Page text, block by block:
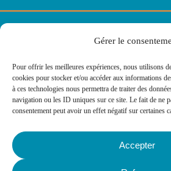
Gérer le
Pour offrir les meilleures expériences, nous utilisons
cookies pour stocker et/ou accéder aux informations
à ces technologies nous permettra de traiter des
navigation ou les ID uniques sur ce site. Le fait de ne
consentement peut avoir un effet négatif sur certaines
Accepter
© E2C Lorraine
Politique des
Mentions légales